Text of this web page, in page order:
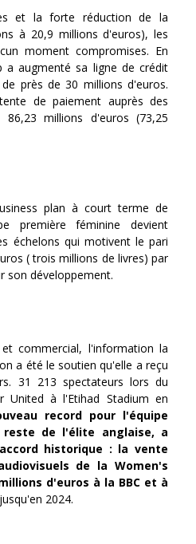
et la forte réduction de la
à 20,9 millions d'euros), les
moment compromises. En
a augmenté sa ligne de crédit
près de 30 millions d'euros.
de paiement auprès des
millions d'euros (73,25
plan à court terme de
première féminine devient
échelons qui motivent le pari
( trois millions de livres) par
son développement.
commercial, l'information la
a été le soutien qu'elle a reçu
31 213 spectateurs lors du
United à l'Etihad Stadium en
record pour l'équipe
de l'élite anglaise, a
historique : la vente
de la Women's
d'euros à la BBC et à
2024.